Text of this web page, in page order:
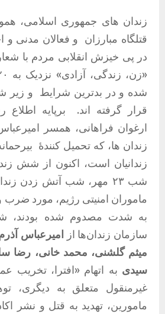
زندان های جمهوری اسلامی،
قتلگاه مبارزان
و فعالان مدنی و
در پی خیزش انقلابی مردم با
«زن، زندگی، آزادی»
شده و در بدترین شرایط
و زیر
قرار گرفته اند.
برپایه اطلاع
ارغوان فراهانی، همسر
زندان ها، که تحمیل کنندۀ
زندانیان است، اکنون از شش
شب ۲۳ مهر، شب آتش زدن
ماموران امنیتی رژیم، مورد ضرب
به شدت مصدوم شده بودند،
سازمان زندان‌ها از
امیرعباس
میثم گلشنی، محمد خانی، رضا
سیدی به اتهام «افترا، تخریب
غیرمنقول متعلق به دیگری،
مامورین، تهدید به قتل و نشر